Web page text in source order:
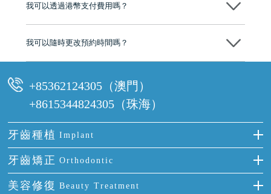
我可以透過港幣支付費用嗎？
我可以隨時更改預約時間嗎？
+85362124305（澳門）
+8615344824305（珠海）
牙齒種植 Implant
種牙
單顆牙缺失
牙齒矯正 Orthodontic
隱形箍牙
美容修復 Beauty Treatment